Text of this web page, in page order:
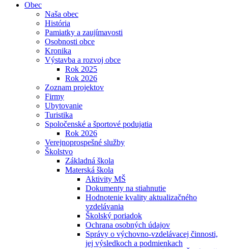
Obec
Naša obec
História
Pamiatky a zaujímavosti
Osobnosti obce
Kronika
Výstavba a rozvoj obce
Rok 2025
Rok 2026
Zoznam projektov
Firmy
Ubytovanie
Turistika
Spoločenské a športové podujatia
Rok 2026
Verejnoprospešné služby
Školstvo
Základná škola
Materská škola
Aktivity MŠ
Dokumenty na stiahnutie
Hodnotenie kvality aktualizačného
vzdelávania
Školský poriadok
Ochrana osobných údajov
Správy o výchovno-vzdelávacej činnosti,
jej výsledkoch a podmienkach